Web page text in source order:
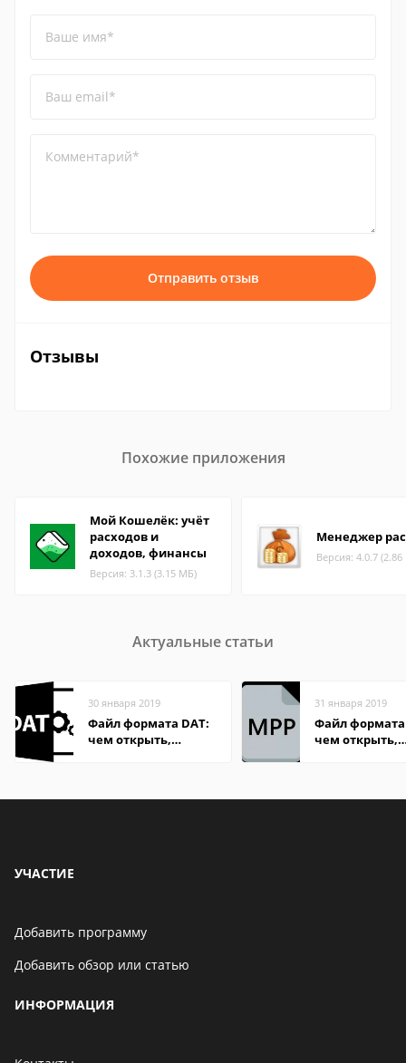
Ваше имя*
Ваш email*
Комментарий*
Отправить отзыв
Отзывы
Похожие приложения
Мой Кошелёк: учёт
расходов и
доходов, финансы
Версия: 3.1.3 (3.15 МБ)
Менеджер
Версия: 4.0.7
Актуальные статьи
30 января 2019
Файл формата DAT:
чем открыть,
31 января 2019
Файл
чем открыть,
УЧАСТИЕ
Добавить программу
Добавить обзор или статью
ИНФОРМАЦИЯ